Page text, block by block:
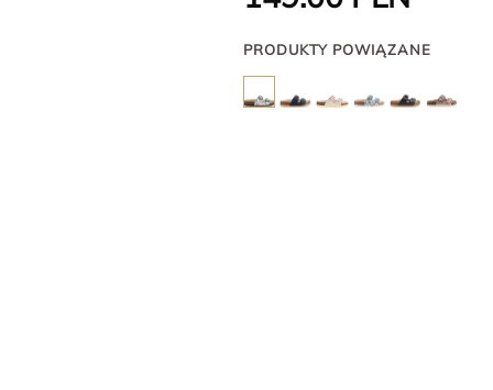
PRODUKTY POWIĄZANE